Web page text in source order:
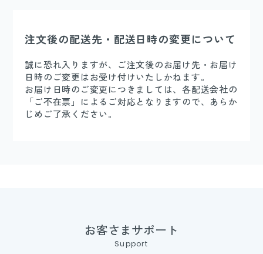
注文後の配送先・配送日時の変更について
誠に恐れ入りますが、ご注文後のお届け先・お届け
日時のご変更はお受け付けいたしかねます。
お届け日時のご変更につきましては、各配送会社の
「ご不在票」によるご対応となりますので、あらか
じめご了承ください。
お客さまサポート
Support